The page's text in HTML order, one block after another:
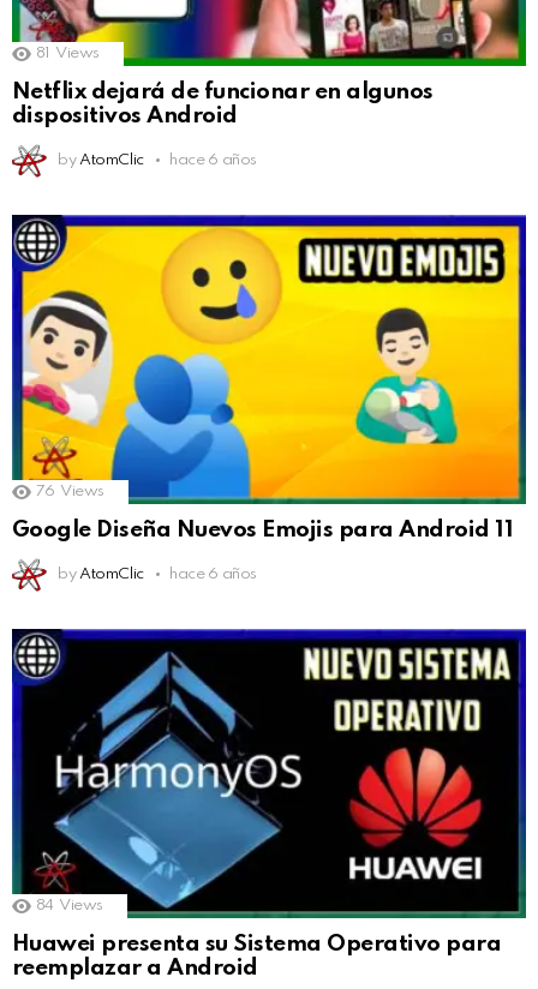
81 Views
Netflix dejará de funcionar en algunos
dispositivos Android
by AtomClic hace 6 años
76 Views
Google Diseña Nuevos Emojis para Android 11
by AtomClic hace 6 años
84 Views
Huawei presenta su Sistema Operativo para
reemplazar a Android